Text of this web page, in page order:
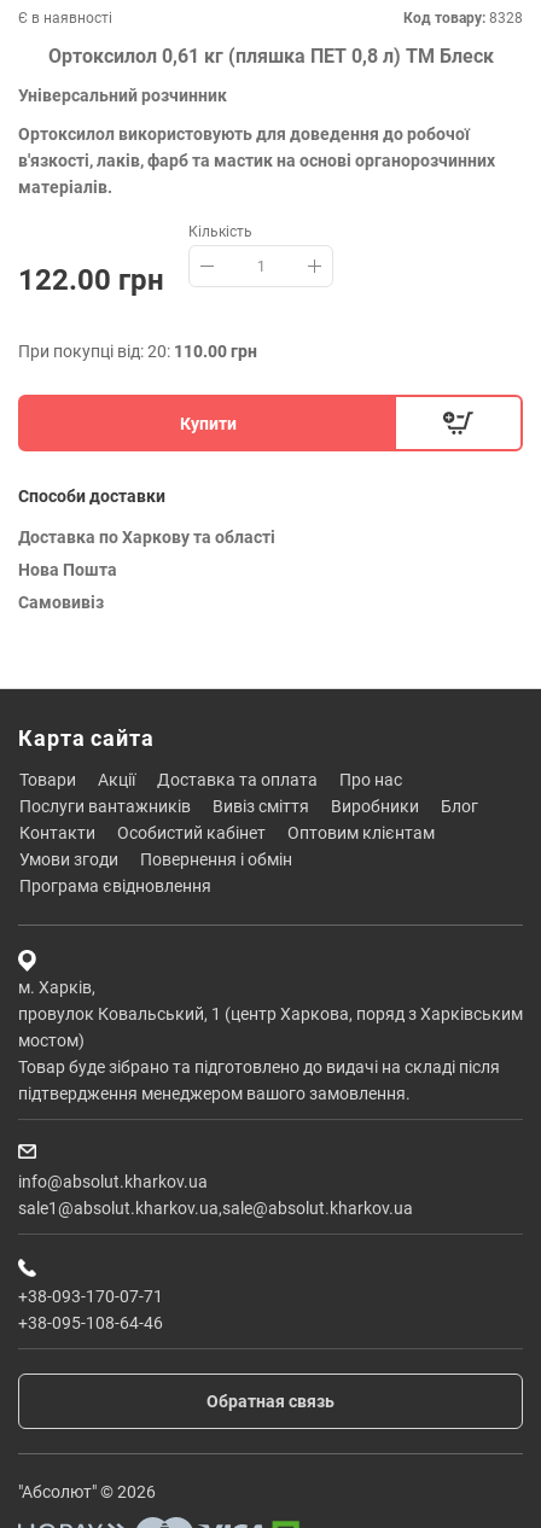
Є в наявності Код товару: 8328
Ортоксилол 0,61 кг (пляшка ПЕТ 0,8 л) ТМ Блеск
Універсальний розчинник
Ортоксилол використовують для доведення до робочої
в'язкостi, лакiв, фарб та мастик на основi органорозчинних
матерiалiв.
122.00 грн
Кількість
При покупці від: 20: 110.00 грн
Купити
Способи доставки
Доставка по Харкову та області
Нова Пошта
Самовивіз
Карта сайта
товари акції доставка та оплата
про нас
послуги вантажників
вивіз сміття виробники
блог
контакти
особистий кабінет
оптовим клієнтам
умови згоди
повернення і обмін
програма євідновлення
м. Харків,
провулок Ковальський, 1 (центр Харкова, поряд з Харківським
мостом)
Товар буде зібрано та підготовлено до видачі на складі після
підтвердження менеджером вашого замовлення.
info@absolut.kharkov.ua
sale1@absolut.kharkov.ua,sale@absolut.kharkov.ua
+38-093-170-07-71
+38-095-108-64-46
Обратная связь
"Абсолют" © 2026